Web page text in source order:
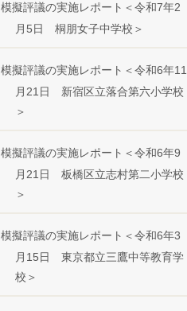
模擬評議の実施レポート＜令和7年2
月5日 桐朋女子中学校＞
模擬評議の実施レポート＜令和6年11
月21日 新宿区立落合第六小学校
＞
模擬評議の実施レポート＜令和6年9
月21日 板橋区立志村第二小学校
＞
模擬評議の実施レポート＜令和6年3
月15日 東京都立三鷹中等教育学
校＞